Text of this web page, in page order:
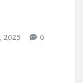
2025 0